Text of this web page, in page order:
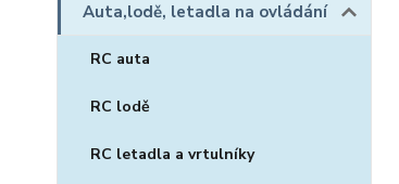
Auta,lodě, letadla na ovládání
RC auta
RC lodě
RC letadla a vrtulníky